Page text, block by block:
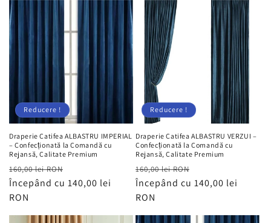
ț
i
e
:
Reducere !
Draperie Catifea ALBASTRU IMPERIAL
– Confecționată la Comandă cu
Rejansă, Calitate Premium
Preț
obișnuit
160,00 lei RON
redus
Începând cu 140,00 lei
RON
Reducere !
Draperie Catifea ALBASTRU VERZUI –
Confecționată la Comandă cu
Rejansă, Calitate Premium
Preț
obișnuit
160,00 lei RON
redus
Începând cu 140,00 lei
RON